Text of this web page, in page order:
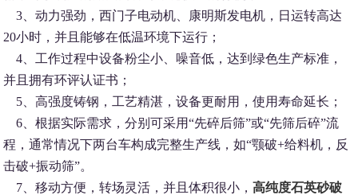
3、动力强劲，西门子电动机、康明斯发电机，日运转高达
20小时，并且能够在低温环境下运行；
4、工作过程中设备粉尘小、噪音低，达到绿色生产标准，
并且拥有环评认证书；
5、高强度铸钢，工艺精湛，设备更耐用，使用寿命延长；
6、根据实际需求，分别可采用“先碎后筛”或“先筛后碎”流
程，通常情况下两台车构成完整生产线，如“颚破+给料机，反
击破+振动筛”。
7、移动方便，转场灵活，并且体积很小，高纯度石英砂破